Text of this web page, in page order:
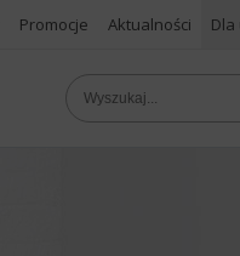
Promocje Aktualności